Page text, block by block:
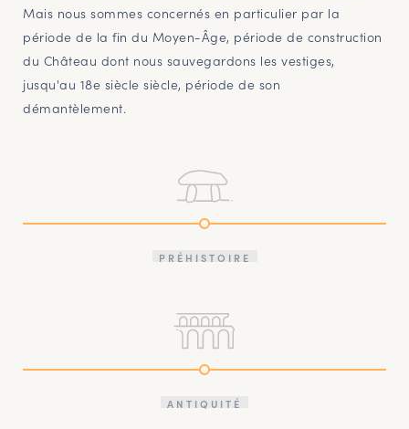
Mais nous sommes concernés en particulier par la
période de la fin du Moyen-Âge, période de construction
du Château dont nous sauvegardons les vestiges,
jusqu'au 18e siècle siècle, période de son
démantèlement.
PRÉHISTOIRE
ANTIQUITÉ